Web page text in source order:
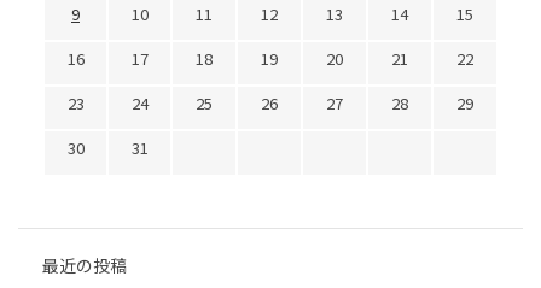
9
10 11 12 13 14
15
16
17 18 19 20 21
22
23
24 25 26 27 28
29
30
31
最近の投稿